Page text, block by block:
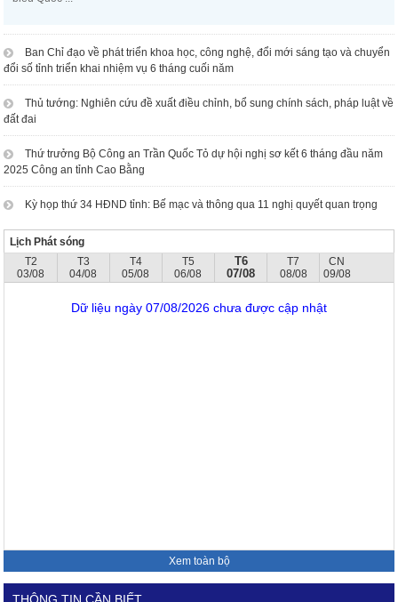
Ban Chỉ đạo về phát triển khoa học, công nghệ, đổi mới sáng tạo và chuyển
đổi số tỉnh triển khai nhiệm vụ 6 tháng cuối năm
Thủ tướng: Nghiên cứu đề xuất điều chỉnh, bổ sung chính sách, pháp luật về
đất đai
Thứ trưởng Bộ Công an Trần Quốc Tỏ dự hội nghị sơ kết 6 tháng đầu năm
2025 Công an tỉnh Cao Bằng
Kỳ họp thứ 34 HĐND tỉnh: Bế mạc và thông qua 11 nghị quyết quan trọng
Lịch Phát sóng
T2
03/08
T3
04/08
T4
05/08
T5
06/08
T6
07/08
T7
08/08
CN
09/08
Dữ liệu ngày 07/08/2026 chưa được cập nhật
Xem toàn bộ